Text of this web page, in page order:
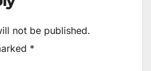
not be published.
*